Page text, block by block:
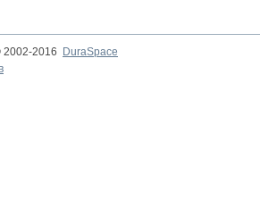
2002-2016
DuraSpace